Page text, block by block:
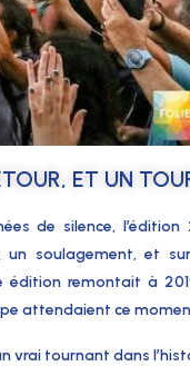
ET UN
de silence,
un soulagement, et
édition remontait à
attendaient ce
vrai tournant dans